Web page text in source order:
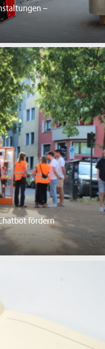
–
fördern